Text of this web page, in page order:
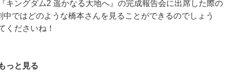
キングダム2 遥かなる大地へ』の完成報告会に出席した際の
ではどのような橋本さんを見ることができるのでしょう
くださいね！
っと見る